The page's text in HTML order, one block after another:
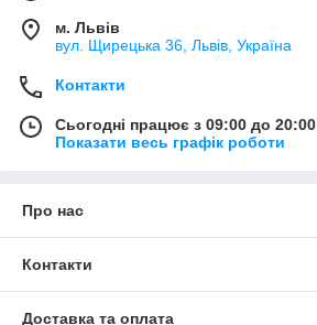
м. Львів
вул. Щирецька 36, Львів, Україна
Контакти
Сьогодні працює з 09:00 до 20:00
Показати весь графік роботи
Про нас
Контакти
Доставка та оплата